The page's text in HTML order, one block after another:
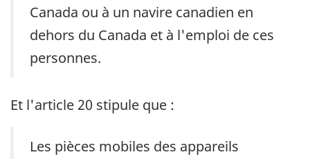
Canada ou à un navire canadien en
dehors du Canada et à l'emploi de ces
personnes.
Et l'article 20 stipule que :
Les pièces mobiles des appareils